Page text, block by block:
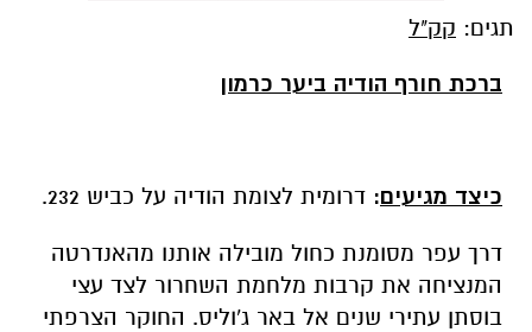
תגים: קק"ל
ברכת חורף הודיה ביער כרמון
כיצד מגיעים: דרומית לצומת הודיה על כביש 232.
דרך עפר מסומנת כחול מובילה אותנו מהאנדרטה
המנציחה את קרבות מלחמת השחרור לצד עצי
בוסתן עתירי שנים אל באר ג'וליס. החוקר הצרפתי